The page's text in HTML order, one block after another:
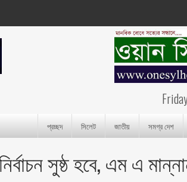
প্রচ্ছদ সিলেট জাতীয় সমগ্র দেশ
সুষ্ঠ হবে, এম এ